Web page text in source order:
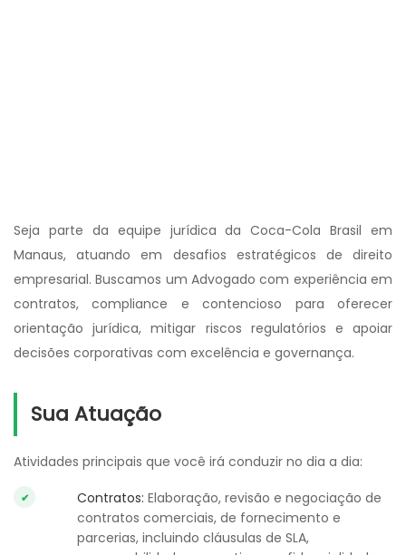
Seja parte da equipe jurídica da Coca-Cola Brasil em
Manaus, atuando em desafios estratégicos de direito
empresarial. Buscamos um Advogado com experiência em
contratos, compliance e contencioso para oferecer
orientação jurídica, mitigar riscos regulatórios e apoiar
decisões corporativas com excelência e governança.
Sua Atuação
Atividades principais que você irá conduzir no dia a dia:
Contratos: Elaboração, revisão e negociação de
contratos comerciais, de fornecimento e
parcerias, incluindo cláusulas de SLA,